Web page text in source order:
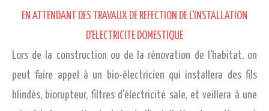
EN ATTENDANT DES TRAVAUX DE REFECTION DE L'INSTALLATION
D'ELECTRICITE DOMESTIQUE
Lors de la construction ou de la rénovation de l'habitat, on
peut faire appel à un bio-électricien qui installera des fils
blindés, biorupteur, filtres d'électricité sale, et veillera à une